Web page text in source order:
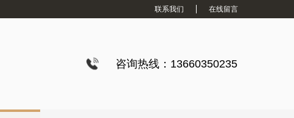
联系我们 在线留言
咨询热线：13660350235